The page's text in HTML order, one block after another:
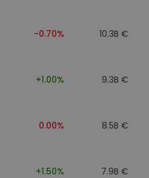
-0.70% 10.3B €
+1.00% 9.3B €
0.00% 8.5B €
+1.50% 7.9B €